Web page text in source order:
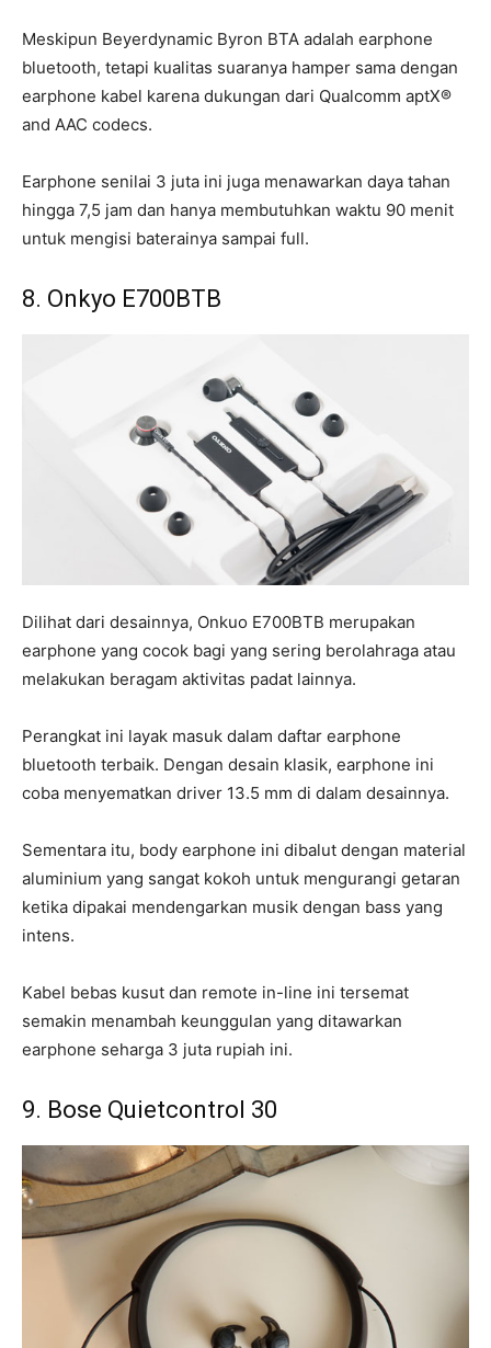
Meskipun Beyerdynamic Byron BTA adalah earphone
bluetooth, tetapi kualitas suaranya hamper sama dengan
earphone kabel karena dukungan dari Qualcomm aptX®
and AAC codecs.
Earphone senilai 3 juta ini juga menawarkan daya tahan
hingga 7,5 jam dan hanya membutuhkan waktu 90 menit
untuk mengisi baterainya sampai full.
8. Onkyo E700BTB
Dilihat dari desainnya, Onkuo E700BTB merupakan
earphone yang cocok bagi yang sering berolahraga atau
melakukan beragam aktivitas padat lainnya.
Perangkat ini layak masuk dalam daftar earphone
bluetooth terbaik. Dengan desain klasik, earphone ini
coba menyematkan driver 13.5 mm di dalam desainnya.
Sementara itu, body earphone ini dibalut dengan material
aluminium yang sangat kokoh untuk mengurangi getaran
ketika dipakai mendengarkan musik dengan bass yang
intens.
Kabel bebas kusut dan remote in-line ini tersemat
semakin menambah keunggulan yang ditawarkan
earphone seharga 3 juta rupiah ini.
9. Bose Quietcontrol 30